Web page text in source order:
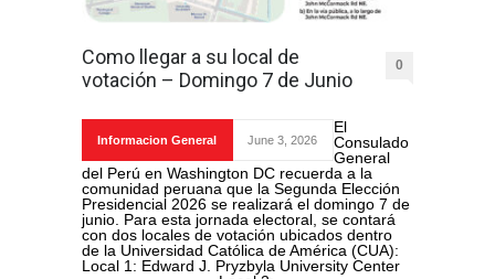
Como llegar a su local de
votación – Domingo 7 de Junio
0
Informacion General June 3, 2026
El
Consulado
General
del Perú en Washington DC recuerda a la
comunidad peruana que la Segunda Elección
Presidencial 2026 se realizará el domingo 7 de
junio. Para esta jornada electoral, se contará
con dos locales de votación ubicados dentro
de la Universidad Católica de América (CUA):
Local 1: Edward J. Pryzbyla University Center